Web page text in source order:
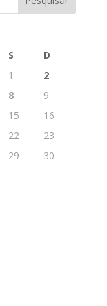
S
D
1
2
8
9
15
16
22
23
29
30